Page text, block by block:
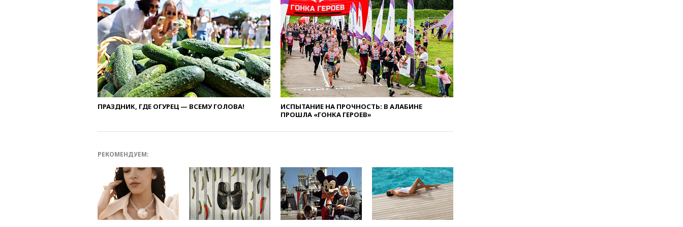
абсолютными чемпионами на
олимпиаде по ИИ
18:39Два человека погибли в
результате удара ВСУ по
многоэтажке в Керчи
18:25Беспилотник атаковал
турецкий сухогруз у
побережья Новороссийска
18:18Товарооборот Китая и
России вырос в этом году
более чем на четверть
17:55Мужчина получил
17:48
Bloomberg:
авиакомпании США обязали
проверить самолеты Boeing на
наличие трещин
17:35
В Казани пятилетний
ребенок погиб при падении из
ПРАЗДНИК, ГДЕ ОГУРЕЦ — ВСЕМУ ГОЛОВА!
ИСПЫТАНИЕ НА ПРОЧНОСТЬ: В АЛАБИНЕ
ПРОШЛА «ГОНКА ГЕРОЕВ»
РЕКОМЕНДУЕМ: